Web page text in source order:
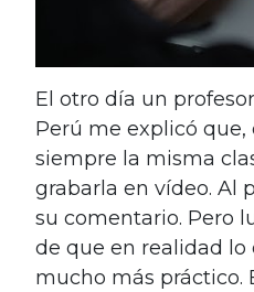
El otro día un
Perú me explicó
siempre la misma
grabarla en vídeo. Al
su comentario. Pero
de que en realidad lo
mucho más práctico.